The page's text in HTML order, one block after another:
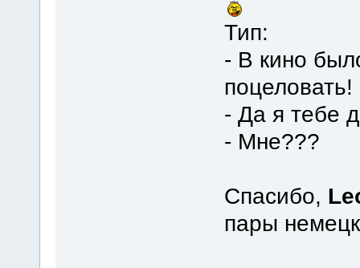
Тип:
- В кино
поцеловать!
- Да я тебе
- Мне???
Спасибо,
пары